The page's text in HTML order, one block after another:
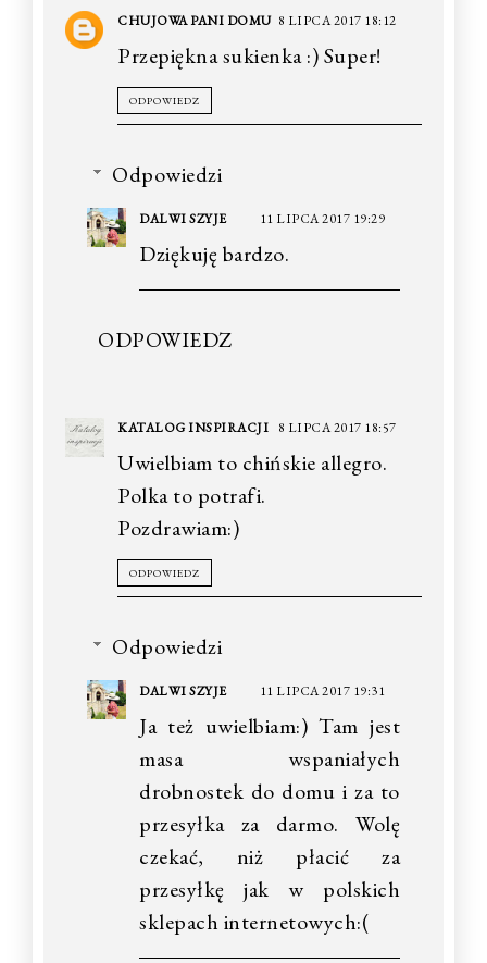
CHUJOWA PANI DOMU 8 LIPCA 2017 18:12
Przepiękna sukienka :) Super!
ODPOWIEDZ
Odpowiedzi
DALWI SZYJE 11 LIPCA 2017 19:29
Dziękuję bardzo.
ODPOWIEDZ
KATALOG INSPIRACJI 8 LIPCA 2017 18:57
Uwielbiam to chińskie allegro.
Polka to potrafi.
Pozdrawiam:)
ODPOWIEDZ
Odpowiedzi
DALWI SZYJE 11 LIPCA 2017 19:31
Ja też uwielbiam:) Tam jest
masa wspaniałych
drobnostek do domu i za to
przesyłka za darmo. Wolę
czekać, niż płacić za
przesyłkę jak w polskich
sklepach internetowych:(